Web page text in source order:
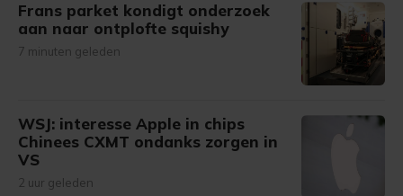
Frans parket kondigt onderzoek
aan naar ontplofte squishy
7 minuten geleden
WSJ: interesse Apple in chips
Chinees CXMT ondanks zorgen in
VS
2 uur geleden